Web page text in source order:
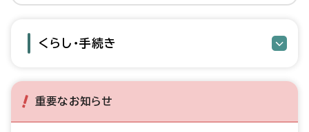
くらし・手続き
重要なお知らせ